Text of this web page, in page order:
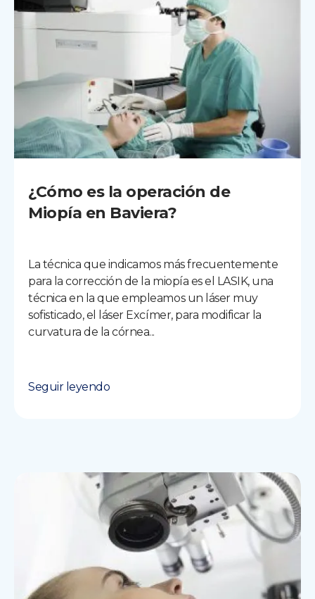
¿Cómo es la operación de
Miopía en Baviera?
La técnica que indicamos más frecuentemente
para la corrección de la miopía es el LASIK, una
técnica en la que empleamos un láser muy
sofisticado, el láser Excímer, para modificar la
curvatura de la córnea...
Seguir leyendo